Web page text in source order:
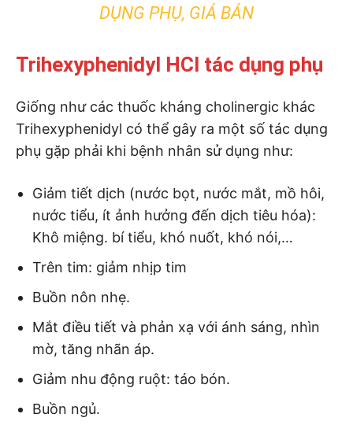
DỤNG PHỤ, GIÁ BÁN
Trihexyphenidyl HCl tác dụng phụ
Giống như các thuốc kháng cholinergic khác
Trihexyphenidyl có thể gây ra một số tác dụng
phụ gặp phải khi bệnh nhân sử dụng như:
Giảm tiết dịch (nước bọt, nước mắt, mồ hôi,
nước tiểu, ít ảnh hưởng đến dịch tiêu hóa):
Khô miệng. bí tiểu, khó nuốt, khó nói,…
Trên tim: giảm nhịp tim
Buồn nôn nhẹ.
Mắt điều tiết và phản xạ với ánh sáng, nhìn
mờ, tăng nhãn áp.
Giảm nhu động ruột: táo bón.
Buồn ngủ.